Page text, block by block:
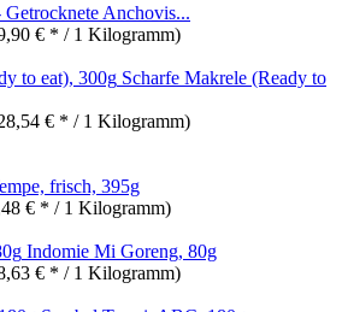
Anchovis...
€ * / 1 Kilogramm)
Scharfe Makrele (Ready to
€ * / 1 Kilogramm)
frisch, 395g
€ * / 1 Kilogramm)
Indomie Mi Goreng, 80g
€ * / 1 Kilogramm)